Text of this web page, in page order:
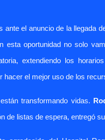
ante el anuncio de la llegada
esta oportunidad no solo
extendiendo los
hacer el mejor uso de los
transformando vidas.
de listas de espera, entregó